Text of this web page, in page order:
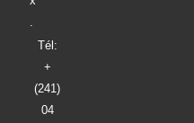
Tél:
+
(241)
04